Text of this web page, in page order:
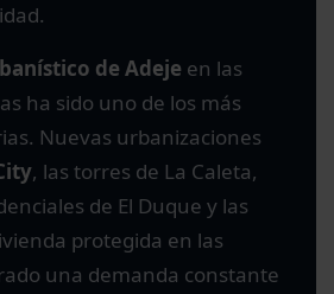
de Adeje en las
ha sido uno de los más
Nuevas urbanizaciones
, las torres de La Caleta,
de El Duque y las
protegida en las
una demanda constante